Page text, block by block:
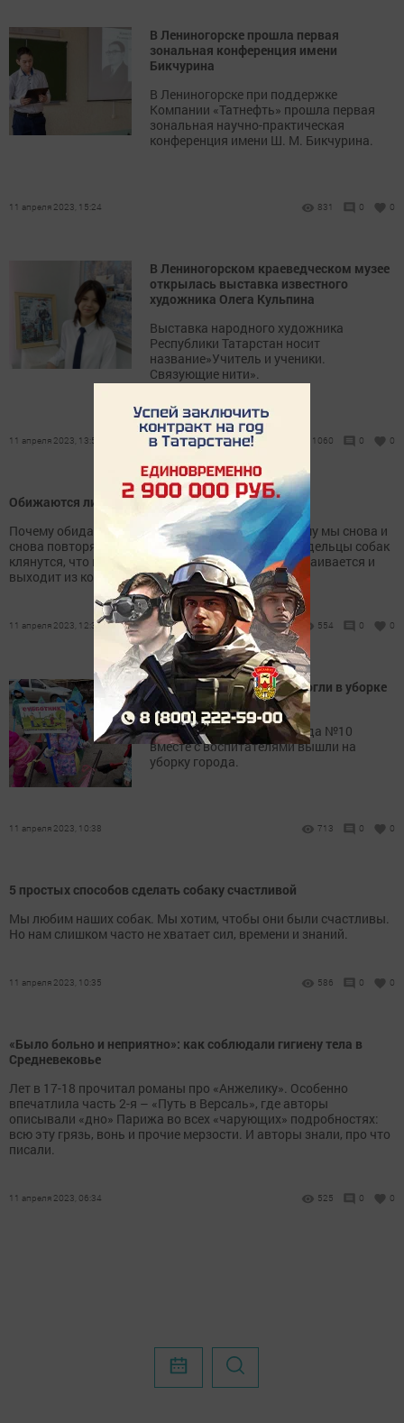
В Лениногорске прошла первая
зональная конференция имени
Бикчурина
В Лениногорске при поддержке
Компании «Татнефть» прошла первая
зональная научно-практическая
конференция имени Ш. М. Бикчурина.
11 апреля 2023, 15:24 831 0 0
В Лениногорском краеведческом музее
открылась выставка известного
художника Олега Кульпина
Выставка народного художника
Республики Татарстан носит
название»Учитель и ученики.
Связующие нити».
11 апреля 2023, 13:59 1060 0 0
Обижаются ли собаки?
Почему обида — это человеческое чувство? Почему мы снова и
снова повторяем, что собаки не обижаются, а владельцы собак
клянутся, что много раз видели, как собака расстраивается и
выходит из контакта в ответ на чьи-то действия?
11 апреля 2023, 12:38 554 0 0
Лениногорские детки помогли в уборке
города
Воспитанники детского сада №10
вместе с воспитателями вышли на
уборку города.
11 апреля 2023, 10:38 713 0 0
5 простых способов сделать собаку счастливой
Мы любим наших собак. Мы хотим, чтобы они были счастливы.
Но нам слишком часто не хватает сил, времени и знаний.
11 апреля 2023, 10:35 586 0 0
«Было больно и неприятно»: как соблюдали гигиену тела в
Средневековье
Лет в 17-18 прочитал романы про «Анжелику». Особенно
впечатлила часть 2-я – «Путь в Версаль», где авторы
описывали «дно» Парижа во всех «чарующих» подробностях:
всю эту грязь, вонь и прочие мерзости. И авторы знали, про что
писали.
11 апреля 2023, 06:34 525 0 0